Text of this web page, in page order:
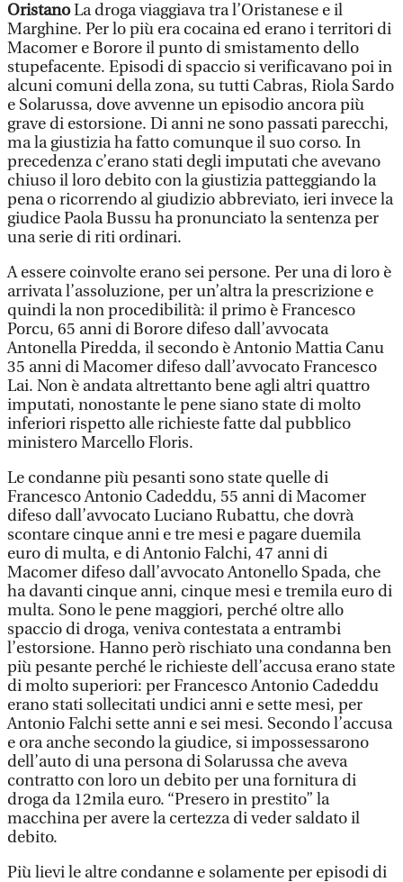
OristanoLa droga viaggiava tra l’Oristanese e il
Marghine. Per lo più era cocaina ed erano i territori di
Macomer e Borore il punto di smistamento dello
stupefacente. Episodi di spaccio si verificavano poi in
alcuni comuni della zona, su tutti Cabras, Riola Sardo
e Solarussa, dove avvenne un episodio ancora più
grave di estorsione. Di anni ne sono passati parecchi,
ma la giustizia ha fatto comunque il suo corso. In
precedenza c’erano stati degli imputati che avevano
chiuso il loro debito con la giustizia patteggiando la
pena o ricorrendo al giudizio abbreviato, ieri invece la
giudice Paola Bussu ha pronunciato la sentenza per
una serie di riti ordinari.
A essere coinvolte erano sei persone. Per una di loro è
arrivata l’assoluzione, per un’altra la prescrizione e
quindi la non procedibilità: il primo è Francesco
Porcu, 65 anni di Borore difeso dall’avvocata
Antonella Piredda, il secondo è Antonio Mattia Canu
35 anni di Macomer difeso dall’avvocato Francesco
Lai. Non è andata altrettanto bene agli altri quattro
imputati, nonostante le pene siano state di molto
inferiori rispetto alle richieste fatte dal pubblico
ministero Marcello Floris.
Le condanne più pesanti sono state quelle di
Francesco Antonio Cadeddu, 55 anni di Macomer
difeso dall’avvocato Luciano Rubattu, che dovrà
scontare cinque anni e tre mesi e pagare duemila
euro di multa, e di Antonio Falchi, 47 anni di
Macomer difeso dall’avvocato Antonello Spada, che
ha davanti cinque anni, cinque mesi e tremila euro di
multa. Sono le pene maggiori, perché oltre allo
spaccio di droga, veniva contestata a entrambi
l’estorsione. Hanno però rischiato una condanna ben
più pesante perché le richieste dell’accusa erano state
di molto superiori: per Francesco Antonio Cadeddu
erano stati sollecitati undici anni e sette mesi, per
Antonio Falchi sette anni e sei mesi. Secondo l’accusa
e ora anche secondo la giudice, si impossessarono
dell’auto di una persona di Solarussa che aveva
contratto con loro un debito per una fornitura di
droga da 12mila euro. “Presero in prestito” la
macchina per avere la certezza di veder saldato il
debito.
Più lievi le altre condanne e solamente per episodi di